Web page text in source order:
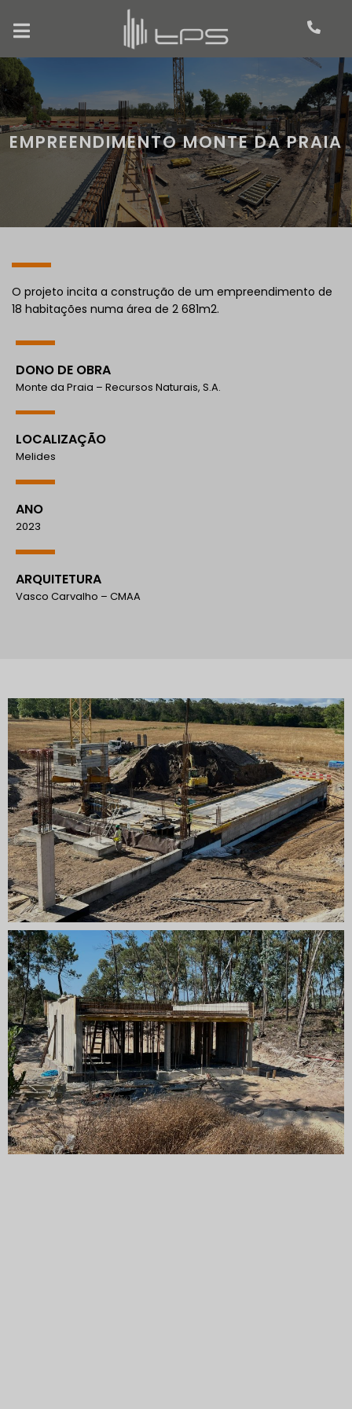
EMPREENDIMENTO MONTE DA PRAIA
O projeto incita a construção de um empreendimento de
18 habitações numa área de 2 681m2.
DONO DE OBRA
Monte da Praia – Recursos Naturais, S.A.
LOCALIZAÇÃO
Melides
ANO
2023
ARQUITETURA
Vasco Carvalho – CMAA